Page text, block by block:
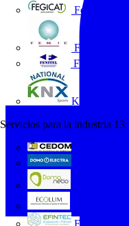
Fegicat
FENIE
FENITEL
KNX España
Servicios para la industria 13
Efintec